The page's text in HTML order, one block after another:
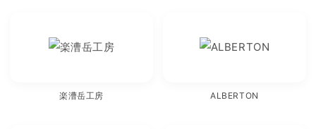
楽漕岳工房 ALBERTON